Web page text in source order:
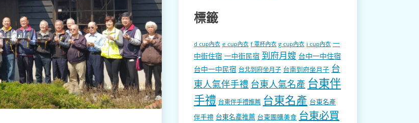
標籤
d cup內衣 e cup內衣 f 罩杯內衣 g cup內衣 i cup內衣 一
中街住宿 一中街民宿 到府月嫂 台中一中住宿
台中一中民宿 台北到府坐月子 台南到府坐月子 台
東人氣伴手禮 台東人氣名產 台東伴
手禮 台東伴手禮推薦 台東名產 台東名產
伴手禮 台東名產推薦 台東團購美食 台東必買